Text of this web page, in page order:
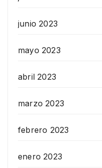
junio 2023
mayo 2023
abril 2023
marzo 2023
febrero 2023
enero 2023